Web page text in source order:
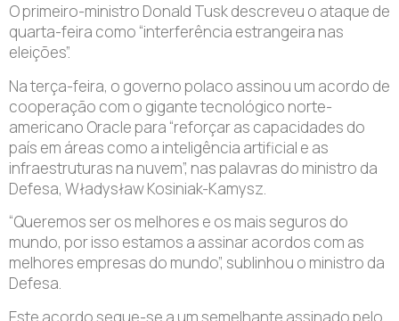
O primeiro-ministro Donald Tusk descreveu o ataque de
quarta-feira como “interferência estrangeira nas
eleições”.
Na terça-feira, o governo polaco assinou um acordo de
cooperação com o gigante tecnológico norte-
americano Oracle para “reforçar as capacidades do
país em áreas como a inteligência artificial e as
infraestruturas na nuvem”, nas palavras do ministro da
Defesa, Władysław Kosiniak-Kamysz.
“Queremos ser os melhores e os mais seguros do
mundo, por isso estamos a assinar acordos com as
melhores empresas do mundo”, sublinhou o ministro da
Defesa.
Este acordo segue-se a um semelhante assinado pelo